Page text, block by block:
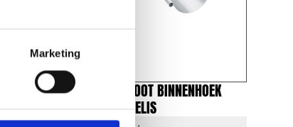
Marketing
REDFOX® DAKGOOT BINNENHOEK
125MM | MAGNELIS